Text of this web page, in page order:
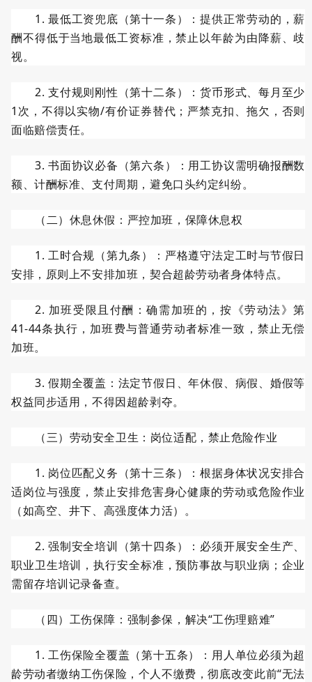
1. 最低工资兜底（第十一条）：提供正常劳动的，薪
酬不得低于当地最低工资标准，禁止以年龄为由降薪、歧
视。
2. 支付规则刚性（第十二条）：货币形式、每月至少
1 次，不得以实物/有价证券替代；严禁克扣、拖欠，否则
面临赔偿责任。
3. 书面协议必备（第六条）：用工协议需明确报酬数
额、计酬标准、支付周期，避免口头约定纠纷。
（二）休息休假：严控加班，保障休息权
1. 工时合规（第九条）：严格遵守法定工时与节假日
安排，原则上不安排加班，契合超龄劳动者身体特点。
2. 加班受限且付酬：确需加班的，按《劳动法》第
41-44条执行，加班费与普通劳动者标准一致，禁止无偿
加班。
3. 假期全覆盖：法定节假日、年休假、病假、婚假等
权益同步适用，不得因超龄剥夺。
（三）劳动安全卫生：岗位适配，禁止危险作业
1. 岗位匹配义务（第十三条）：根据身体状况安排合
适岗位与强度，禁止安排危害身心健康的劳动或危险作业
（如高空、井下、高强度体力活）。
2. 强制安全培训（第十四条）：必须开展安全生产、
职业卫生培训，执行安全标准，预防事故与职业病；企业
需留存培训记录备查。
（四）工伤保障：强制参保，解决“工伤理赔难”
1. 工伤保险全覆盖（第十五条）：用人单位必须为超
龄劳动者缴纳工伤保险，个人不缴费，彻底改变此前“无法